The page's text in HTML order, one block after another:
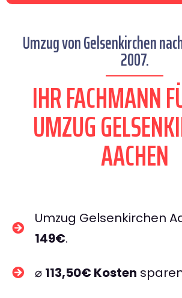
Umzug von Gelsenkirchen
2007.
IHR FACHMANN
UMZUG
AACHEN
Umzug Gelsenkirchen
149€.
⌀ 113,50€ Kosten